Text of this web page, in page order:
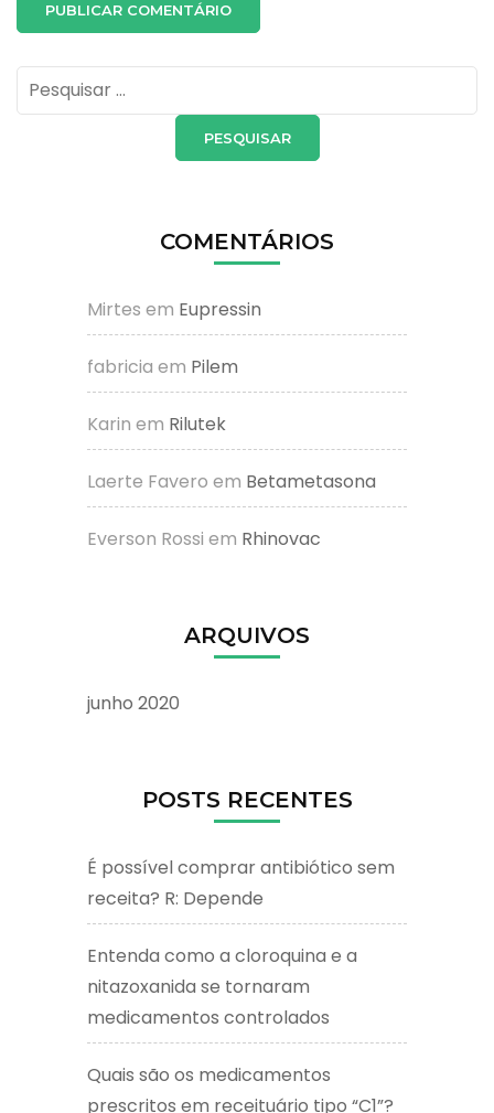
Pesquisar
por:
COMENTÁRIOS
Mirtes em Eupressin
fabricia em Pilem
Karin em Rilutek
Laerte Favero em Betametasona
Everson Rossi em Rhinovac
ARQUIVOS
junho 2020
POSTS RECENTES
É possível comprar antibiótico sem
receita? R: Depende
Entenda como a cloroquina e a
nitazoxanida se tornaram
medicamentos controlados
Quais são os medicamentos
prescritos em receituário tipo “C1”?